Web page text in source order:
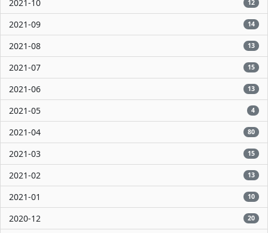
2021-10 12
2021-09 14
2021-08 13
2021-07 15
2021-06 13
2021-05 4
2021-04 80
2021-03 15
2021-02 13
2021-01 10
2020-12 20